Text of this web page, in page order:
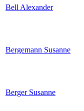
Bell Alexander
Bergemann Susanne
Berger Susanne